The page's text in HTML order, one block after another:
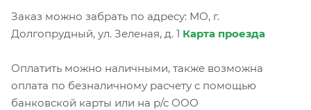
Заказ можно забрать по адресу: МО, г.
Долгопрудный, ул. Зеленая, д. 1 Карта проезда
Оплатить можно наличными, также возможна
оплата по безналичному расчету с помощью
банковской карты или на р/с ООО